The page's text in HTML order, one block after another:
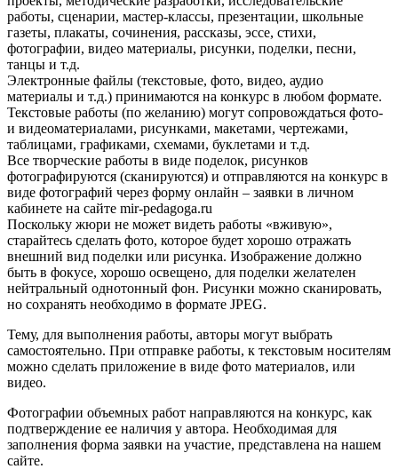
работы, сценарии, мастер-классы, презентации, школьные
газеты, плакаты, сочинения, рассказы, эссе, стихи,
фотографии, видео материалы, рисунки, поделки, песни,
танцы и т.д.
Электронные файлы (текстовые, фото, видео, аудио
материалы и т.д.) принимаются на конкурс в любом формате.
Текстовые работы (по желанию) могут сопровождаться фото-
и видеоматериалами, рисунками, макетами, чертежами,
таблицами, графиками, схемами, буклетами и т.д.
Все творческие работы в виде поделок, рисунков
фотографируются (сканируются) и отправляются на конкурс в
виде фотографий через форму онлайн – заявки в личном
кабинете на сайте mir-pedagoga.ru
Поскольку жюри не может видеть работы «вживую»,
старайтесь сделать фото, которое будет хорошо отражать
внешний вид поделки или рисунка. Изображение должно
быть в фокусе, хорошо освещено, для поделки желателен
нейтральный однотонный фон. Рисунки можно сканировать,
но сохранять необходимо в формате JPEG.
Тему, для выполнения работы, авторы могут выбрать
самостоятельно. При отправке работы, к текстовым носителям
можно сделать приложение в виде фото материалов, или
видео.
Фотографии объемных работ направляются на конкурс, как
подтверждение ее наличия у автора. Необходимая для
заполнения форма заявки на участие, представлена на нашем
сайте.